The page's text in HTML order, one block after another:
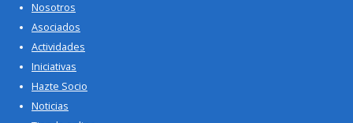
Nosotros
Asociados
Actividades
Iniciativas
Hazte Socio
Noticias